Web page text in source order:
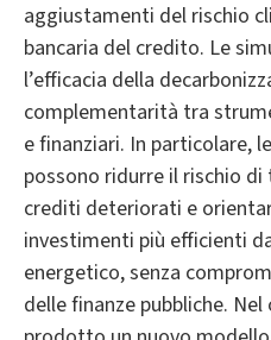
aggiustamenti del rischio
bancaria del credito. Le
l’efficacia della
complementarità tra
e finanziari. In particolare,
possono ridurre il rischio
crediti deteriorati e
investimenti più efficienti
energetico, senza
delle finanze pubbliche.